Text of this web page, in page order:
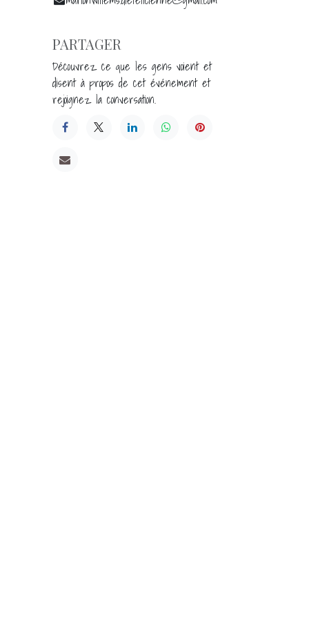
PARTAGER
Découvrez ce que les gens voient et
disent à propos de cet événement et
rejoignez la conversation.